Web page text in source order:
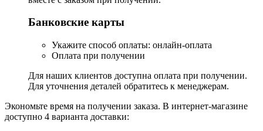
Банковские карты
Укажите способ оплаты: онлайн-оплата
Оплата при получении
Для наших клиентов доступна оплата при получении.
Для уточнения деталей обратитесь к менеджерам.
Экономьте время на получении заказа. В интернет-магазине
доступно 4 варианта доставки: